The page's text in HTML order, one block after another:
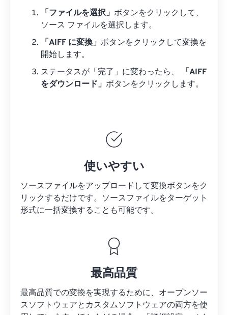
「ファイルを選択」 ボタンをクリックして、
ソース ファイルを選択します。
「AIFF に変換」 ボタンをクリックして変換を
開始します。
ステータスが「完了」に変わったら、
「AIFF
をダウンロード」 ボタンをクリックします。
使いやすい
ソースファイルをアップロードして変換ボタンをク
リックするだけです。 ソースファイルをターゲット
形式に一括変換することも可能です。
最高品質
最高品質での変換を実現するために、オープンソー
スソフトウェアとカスタムソフトウェアの両方を使